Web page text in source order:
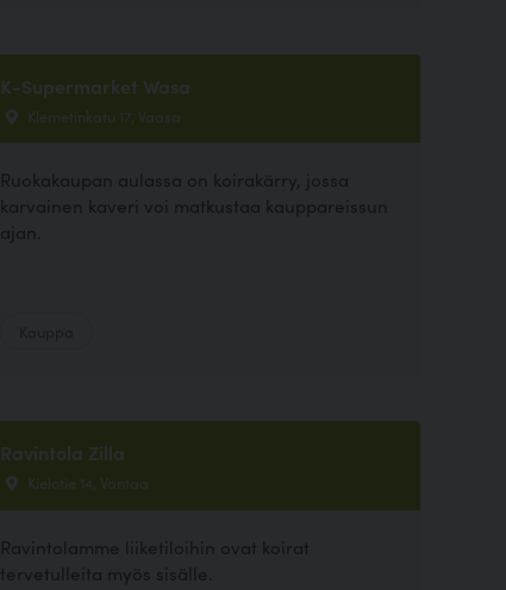
K-Supermarket Wasa
Klemetinkatu 17, Vaasa
Ruokakaupan aulassa on koirakärry, jossa
karvainen kaveri voi matkustaa kauppareissun
ajan.
Ravintola Zilla
Kielotie 14, Vantaa
Ravintolamme liiketiloihin ovat koirat
tervetulleita myös sisälle.